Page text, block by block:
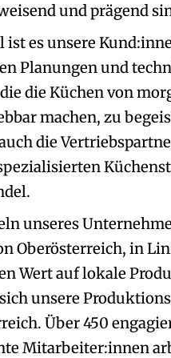
und prägend
ist es unsere
Planungen und
die Küchen von
machen, zu
die
unseres
Oberösterreich, in
Wert auf lokale
unsere
Über 450
Mitarbeiter:innen